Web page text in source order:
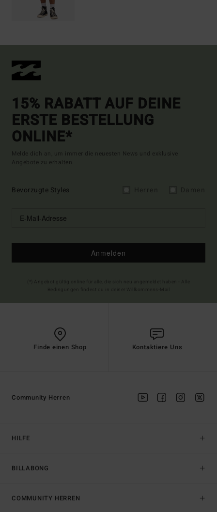
15% RABATT AUF DEINE
ERSTE BESTELLUNG
ONLINE*
Melde dich an, um immer die neuesten News und exklusive
Angebote zu erhalten.
Bevorzugte Styles
Anmelden
Finde einen Shop Kontaktiere Uns
HILFE
BILLABONG
Community Herren
COMMUNITY HERREN